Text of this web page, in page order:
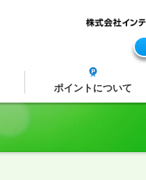
ポイントについて